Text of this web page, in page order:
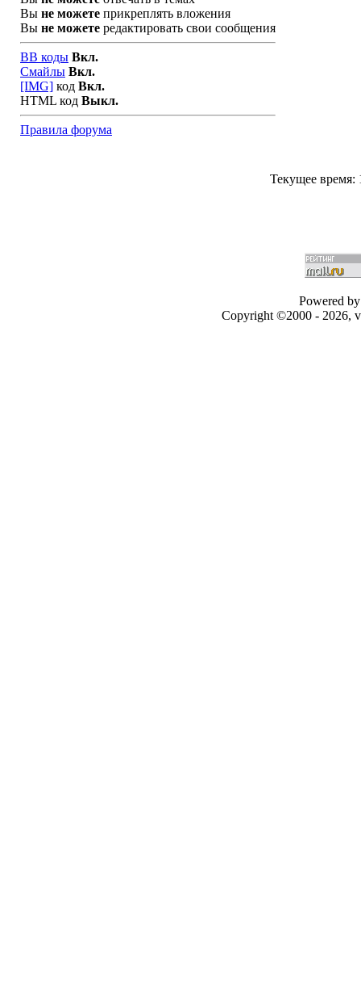
Вы не можете прикреплять вложения
Вы не можете редактировать свои сообщения
BB коды Вкл.
Смайлы Вкл.
[IMG] код Вкл.
HTML код Выкл.
Правила форума
Текущее время:
Powered
Copyright ©2000 - 2026,